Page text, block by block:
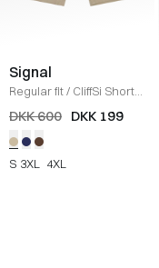
Signal
Regular fit/ CliffSi Shorts
/SAND
DKK 600 DKK 199
S 3XL 4XL